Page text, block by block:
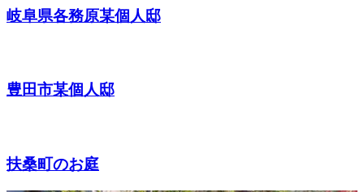
岐阜県各務原某個人邸
豊田市某個人邸
扶桑町のお庭